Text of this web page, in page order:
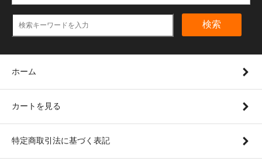
検索
ホーム
カートを見る
特定商取引法に基づく表記